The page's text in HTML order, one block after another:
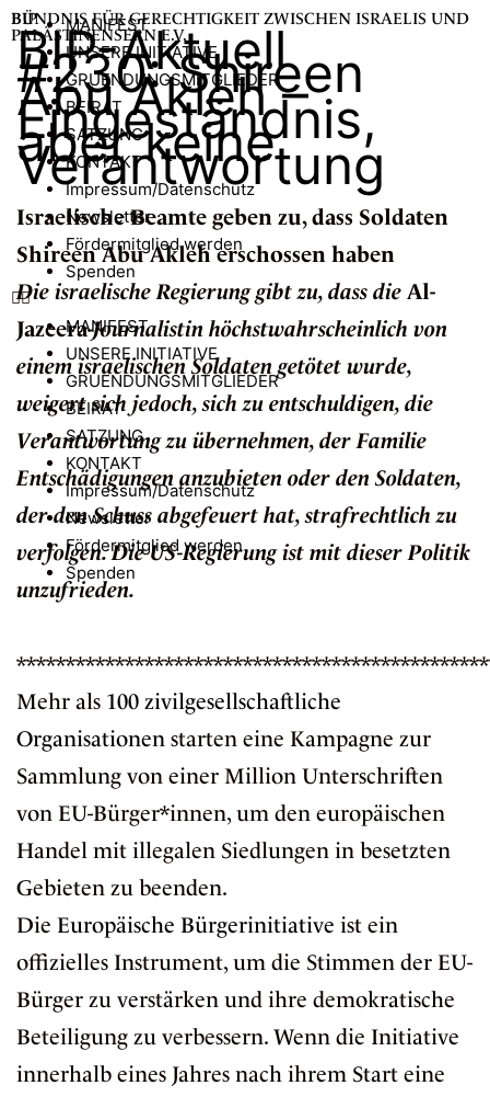
BIP
BÜNDNIS FÜR GERECHTIGKEIT ZWISCHEN ISRAELIS UND
PALÄSTINENSERN E.V.
MANIFEST
UNSERE INITIATIVE
GRUENDUNGSMITGLIEDER
BEIRAT
SATZUNG
KONTAKT
Impressum/Datenschutz
Newsletter
Fördermitglied werden
Spenden
MANIFEST
UNSERE INITIATIVE
GRUENDUNGSMITGLIEDER
BEIRAT
SATZUNG
KONTAKT
Impressum/Datenschutz
Newsletter
Fördermitglied werden
Spenden
BIP-Aktuell
#230: Shireen
Abu Akleh –
Eingeständnis,
aber keine
Verantwortung
Israelische Beamte geben zu, dass Soldaten
Shireen Abu Akleh erschossen haben
Die israelische Regierung gibt zu, dass die Al-
Jazeera-Journalistin höchstwahrscheinlich von
einem israelischen Soldaten getötet wurde,
weigert sich jedoch, sich zu entschuldigen, die
Verantwortung zu übernehmen, der Familie
Entschädigungen anzubieten oder den Soldaten,
der den Schuss abgefeuert hat, strafrechtlich zu
verfolgen. Die US-Regierung ist mit dieser Politik
unzufrieden.
Mehr als 100 zivilgesellschaftliche
Organisationen starten eine Kampagne zur
Sammlung von einer Million Unterschriften
von EU-Bürger*innen, um den europäischen
Handel mit illegalen Siedlungen in besetzten
Gebieten zu beenden.
Die Europäische Bürgerinitiative ist ein
offizielles Instrument, um die Stimmen der EU-
Bürger zu verstärken und ihre demokratische
Beteiligung zu verbessern. Wenn die Initiative
innerhalb eines Jahres nach ihrem Start eine